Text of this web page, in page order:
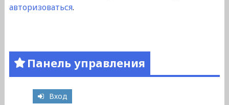
авторизоваться.
Панель управления
Вход